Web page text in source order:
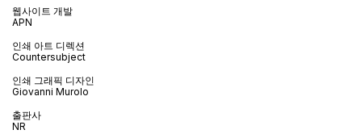
웹사이트 개발
APN
인쇄 아트 디렉션
Countersubject
인쇄 그래픽 디자인
Giovanni Murolo
출판사
NR